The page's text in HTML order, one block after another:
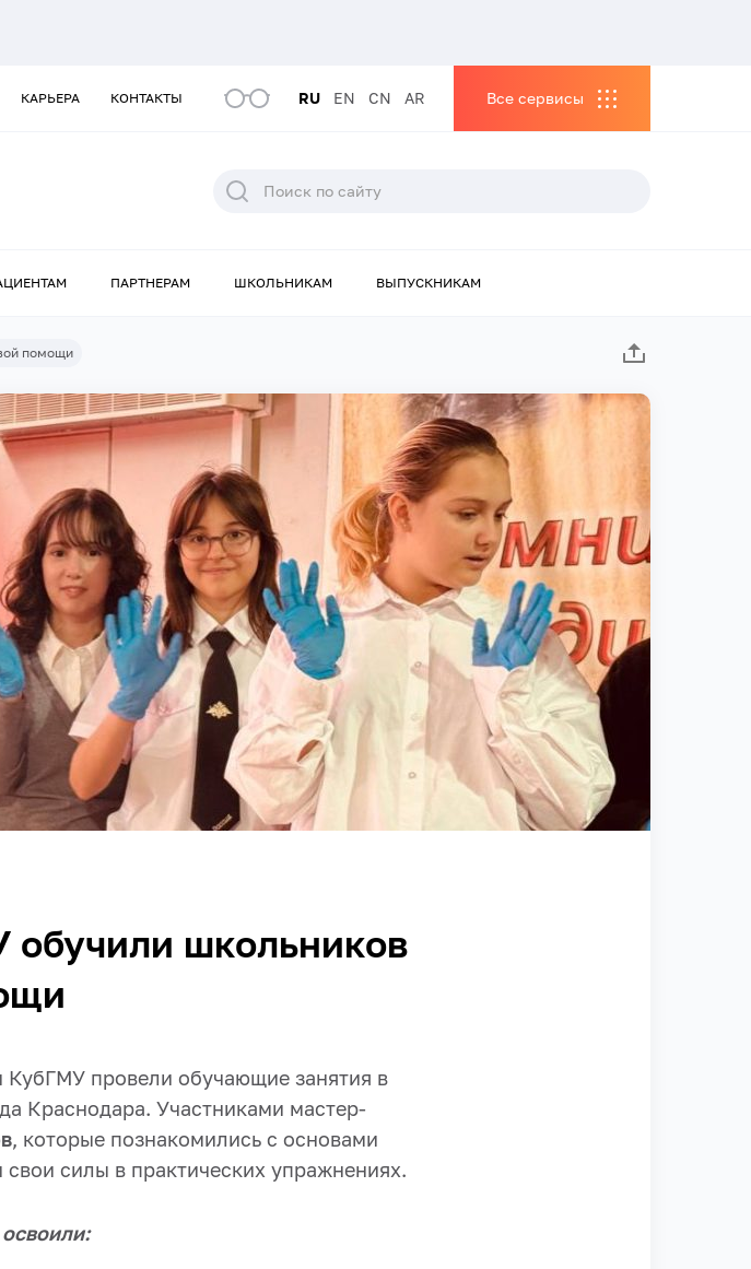
КАРЬЕРА КОНТАКТЫ RU EN CN AR Все сервисы
ПАРТНЕРАМ ШКОЛЬНИКАМ ВЫПУСКНИКАМ
помощи
школьников
КубГМУ провели обучающие занятия в
Краснодара. Участниками мастер-
, которые познакомились с основами
силы в практических упражнениях.